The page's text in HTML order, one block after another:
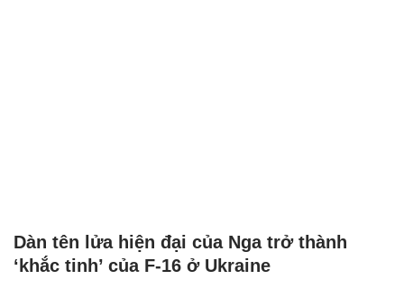
Dàn tên lửa hiện đại của Nga trở thành
‘khắc tinh’ của F-16 ở Ukraine